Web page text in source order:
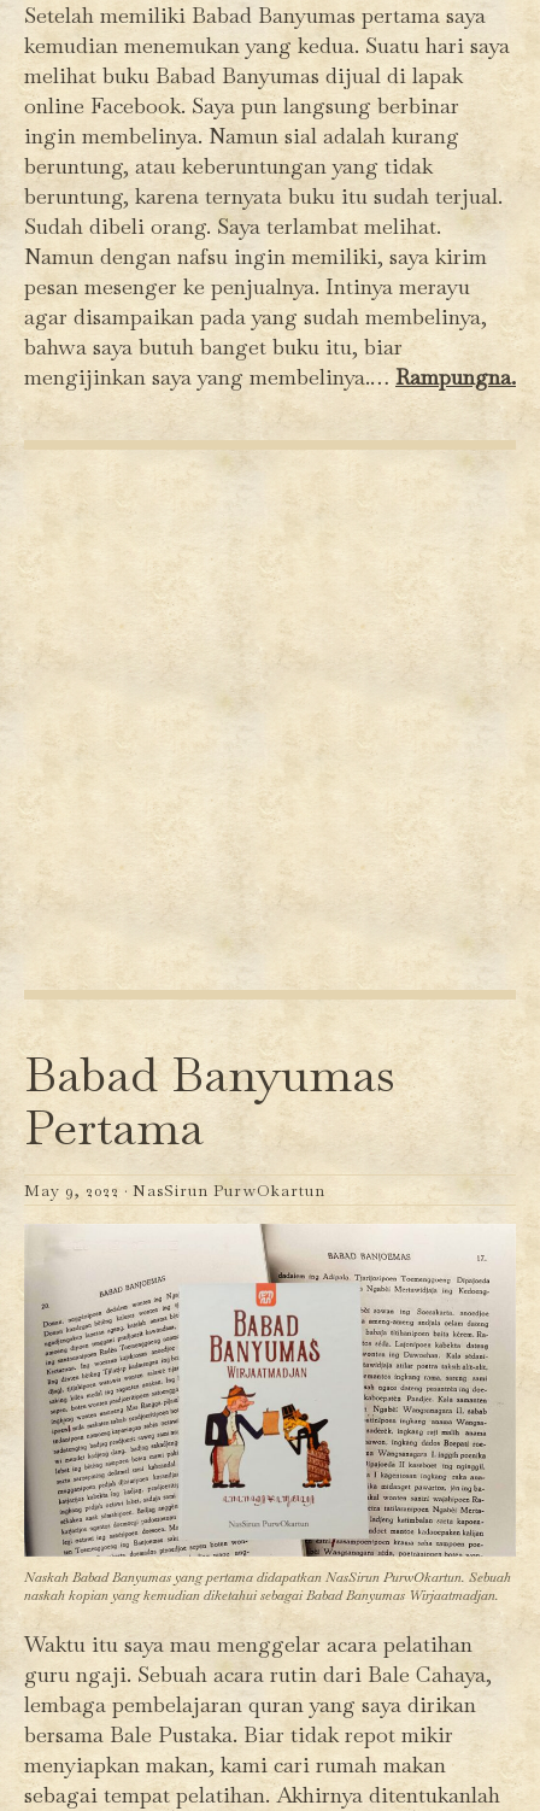
Setelah memiliki Babad Banyumas pertama saya
kemudian menemukan yang kedua. Suatu hari saya
melihat buku Babad Banyumas dijual di lapak
online Facebook. Saya pun langsung berbinar
ingin membelinya. Namun sial adalah kurang
beruntung, atau keberuntungan yang tidak
beruntung, karena ternyata buku itu sudah terjual.
Sudah dibeli orang. Saya terlambat melihat.
Namun dengan nafsu ingin memiliki, saya kirim
pesan mesenger ke penjualnya. Intinya merayu
agar disampaikan pada yang sudah membelinya,
bahwa saya butuh banget buku itu, biar
mengijinkan saya yang membelinya.… Rampungna.
Babad Banyumas
Pertama
May 9, 2022 · NasSirun PurwOkartun
Naskah Babad Banyumas yang pertama didapatkan NasSirun PurwOkartun. Sebuah
naskah kopian yang kemudian diketahui sebagai Babad Banyumas Wirjaatmadjan.
Waktu itu saya mau menggelar acara pelatihan
guru ngaji. Sebuah acara rutin dari Bale Cahaya,
lembaga pembelajaran quran yang saya dirikan
bersama Bale Pustaka. Biar tidak repot mikir
menyiapkan makan, kami cari rumah makan
sebagai tempat pelatihan. Akhirnya ditentukanlah